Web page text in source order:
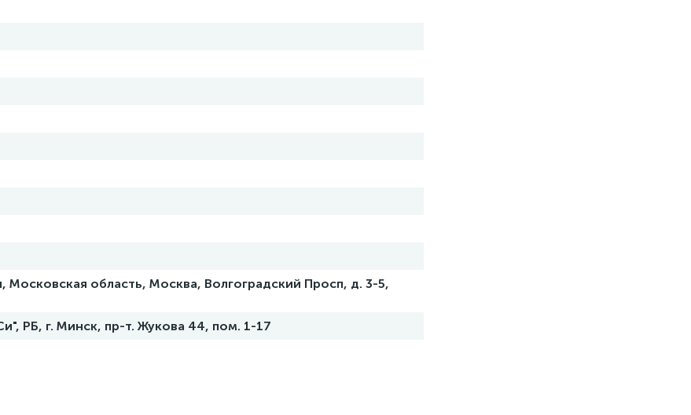
Московская область, Москва, Волгоградский Просп, д. 3-5,
РБ, г. Минск, пр-т. Жукова 44, пом. 1-17